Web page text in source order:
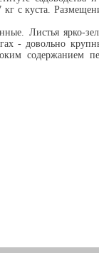
с куста.
Листья ярко-
- довольно
содержанием